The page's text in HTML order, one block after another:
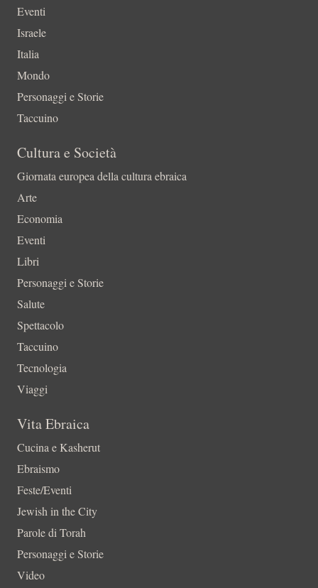
Eventi
Israele
Italia
Mondo
Personaggi e Storie
Taccuino
Cultura e Società
Giornata europea della cultura ebraica
Arte
Economia
Eventi
Libri
Personaggi e Storie
Salute
Spettacolo
Taccuino
Tecnologia
Viaggi
Vita Ebraica
Cucina e Kasherut
Ebraismo
Feste/Eventi
Jewish in the City
Parole di Torah
Personaggi e Storie
Video